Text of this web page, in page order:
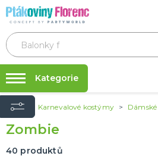
Půjčovna kostýmů
Párty výzdoba na klíč
Nafukování balónků
Kategorie
ROZLUČKA SE SVOBODOU
Doplňky pro nevěstu
Doplňky pro ženicha
Úvod Karnevalové kostýmy
Zombie
40 produktů